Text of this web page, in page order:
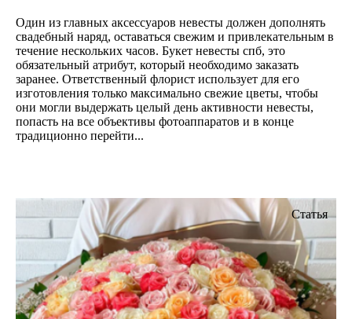
Один из главных аксессуаров невесты должен дополнять
свадебный наряд, оставаться свежим и привлекательным в
течение нескольких часов. Букет невесты спб, это
обязательный атрибут, который необходимо заказать
заранее. Ответственный флорист использует для его
изготовления только максимально свежие цветы, чтобы
они могли выдержать целый день активности невесты,
попасть на все объективы фотоаппаратов и в конце
традиционно перейти...
Статья